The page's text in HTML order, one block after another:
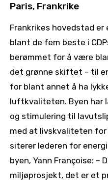
Paris, Frankrike
Frankrikes hovedstad
blant de fem beste i
berømmet for å være
det grønne skiftet – til
for blant annet å ha
luftkvaliteten. Byen har
og stimulering til
med at livskvaliteten for
siterer lederen for
byen, Yann Françoise: –
miljøprosjekt, det er et